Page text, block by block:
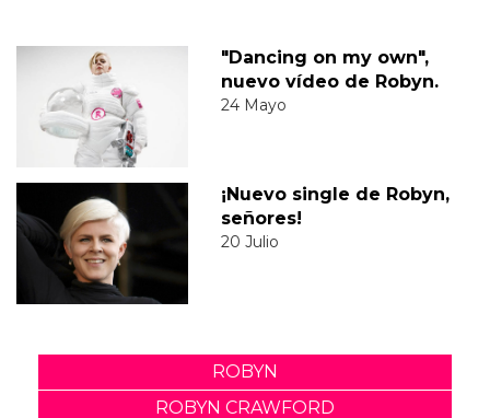
"Dancing on my own",
nuevo vídeo de Robyn.
24 Mayo
¡Nuevo single de Robyn,
señores!
20 Julio
ROBYN
ROBYN CRAWFORD